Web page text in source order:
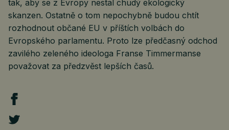
tak, aby se z Evropy nestal chudý ekologický
skanzen. Ostatně o tom nepochybně budou chtít
rozhodnout občané EU v příštích volbách do
Evropského parlamentu. Proto lze předčasný odchod
zavilého zeleného ideologa Franse Timmermanse
považovat za předzvěst lepších časů.